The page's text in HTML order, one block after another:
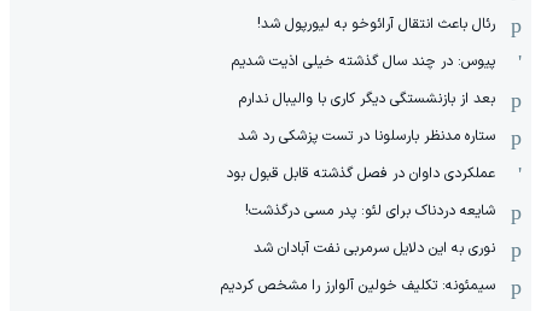
رئال باعث انتقال آرائوخو به لیورپول شد!
پیوس: در چند سال گذشته خیلی اذیت شدیم
بعد از بازنشستگی دیگر کاری با والیبال ندارم
ستاره مدنظر بارسلونا در تست پزشکی رد شد
عملکردی داوان در فصل گذشته قابل قبول بود
شایعه دردناک برای لئو: پدر مسی درگذشت!
نوری به این دلایل سرمربی نفت آبادان شد
سیمئونه: تکلیف خولین آلوارز را مشخص کردیم